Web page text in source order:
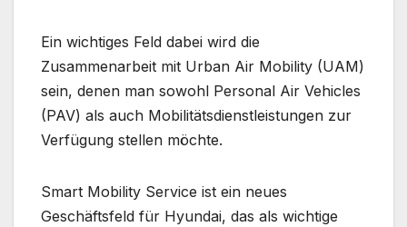
Ein wichtiges Feld dabei wird die
Zusammenarbeit mit Urban Air Mobility (UAM)
sein, denen man sowohl Personal Air Vehicles
(PAV) als auch Mobilitätsdienstleistungen zur
Verfügung stellen möchte.
Smart Mobility Service ist ein neues
Geschäftsfeld für Hyundai, das als wichtige